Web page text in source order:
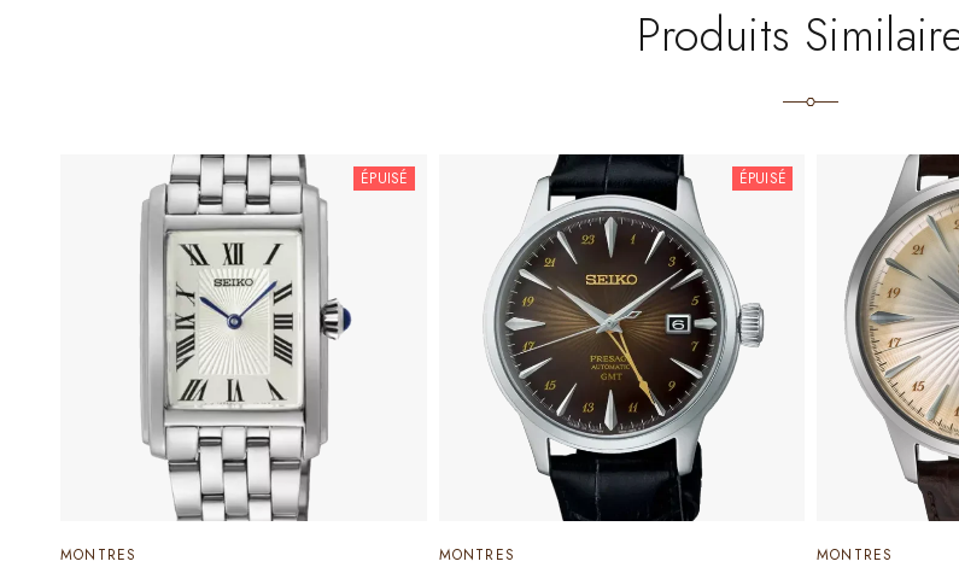
Produits
ÉPUISÉ
MONTRES
ÉPUISÉ
MONTRES MONTRES